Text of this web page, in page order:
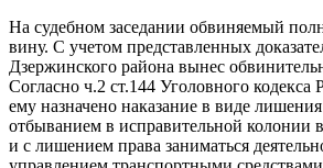
На судебном заседании обвиняемый
вину. С учетом представленных
Дзержинского района вынес
Согласно ч.2 ст.144 Уголовного кодекса
ему назначено наказание в виде
отбыванием в исправительной колонии
и с лишением права заниматься